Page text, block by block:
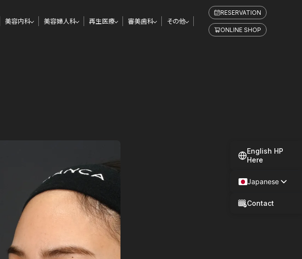
美容内科 美容婦人科 再生医療 審美歯科 その他
RESERVATION
ONLINE SHOP
English HP
Here
Japanese
Contact